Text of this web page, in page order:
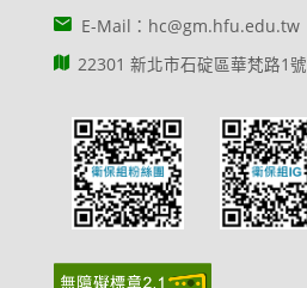
E-Mail：hc@gm.hfu.edu.tw
22301 新北市石碇區華梵路1號